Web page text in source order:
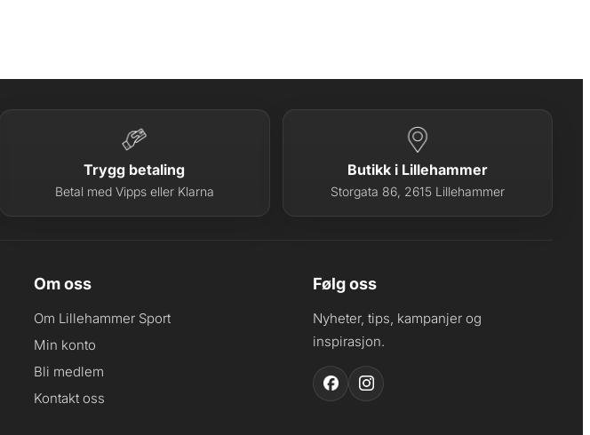
Trygg betaling
Betal med Vipps eller Klarna
Butikk i Lillehammer
Storgata 86, 2615 Lillehammer
Om oss
Om Lillehammer Sport
Min konto
Bli medlem
Kontakt oss
Følg oss
Nyheter, tips, kampanjer og
inspirasjon.